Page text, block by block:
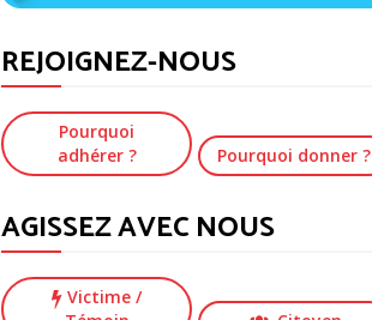
REJOIGNEZ-NOUS
Pourquoi
adhérer ?
Pourquoi donner ?
AGISSEZ AVEC NOUS
Victime/